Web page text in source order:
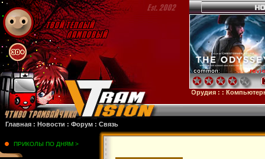
Главная : Новости : Форум : Связь
: :28 лет спустя: : Смерть единорога : :Компьютерные
ПРИКОЛЫ ПО ДНЯМ >